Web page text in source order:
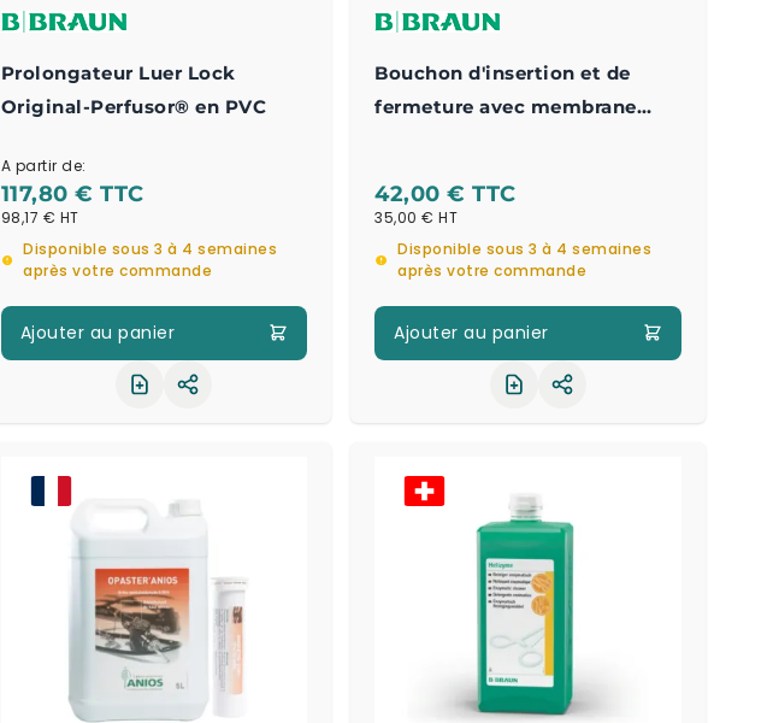
Prolongateur Luer Lock
Original-Perfusor® en PVC
A partir de:
117,80 €
98,17 €
Disponible sous 3 à 4 semaines
après votre commande
Ajouter au panier
Partager le produit
Bouchon d'insertion et de
fermeture avec membrane
42,00 €
35,00 €
Disponible sous 3 à 4 semaines
après votre commande
Ajouter au panier
Partager le produit